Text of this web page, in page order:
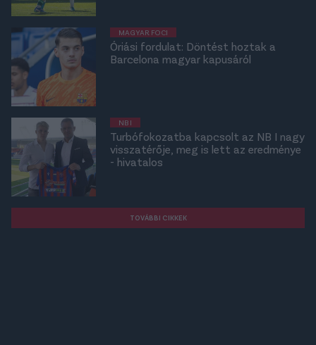
MAGYAR FOCI
Óriási fordulat: Döntést hoztak a
Barcelona magyar kapusáról
NB I
Turbófokozatba kapcsolt az NB I nagy
visszatérője, meg is lett az eredménye
- hivatalos
TOVÁBBI CIKKEK